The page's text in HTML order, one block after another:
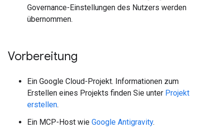
Governance-Einstellungen des Nutzers werden
übernommen.
Vorbereitung
Ein Google Cloud-Projekt. Informationen zum
Erstellen eines Projekts finden Sie unter Projekt
erstellen.
Ein MCP-Host wie Google Antigravity.